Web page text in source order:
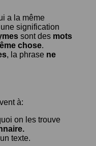
a la même
signification
sont des mots
chose.
, la phrase ne
à:
on les trouve
texte.